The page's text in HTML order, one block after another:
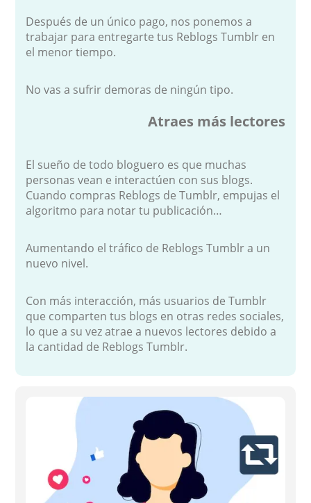
Después de un único pago, nos ponemos a
trabajar para entregarte tus Reblogs Tumblr en
el menor tiempo.
No vas a sufrir demoras de ningún tipo.
Atraes más lectores
El sueño de todo bloguero es que muchas
personas vean e interactúen con sus blogs.
Cuando compras Reblogs de Tumblr, empujas el
algoritmo para notar tu publicación…
Aumentando el tráfico de Reblogs Tumblr a un
nuevo nivel.
Con más interacción, más usuarios de Tumblr
que comparten tus blogs en otras redes sociales,
lo que a su vez atrae a nuevos lectores debido a
la cantidad de Reblogs Tumblr.